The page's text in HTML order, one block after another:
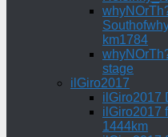
km1784
stage
ilGiro2017
ilGiro2017
ilGiro2017
1444km